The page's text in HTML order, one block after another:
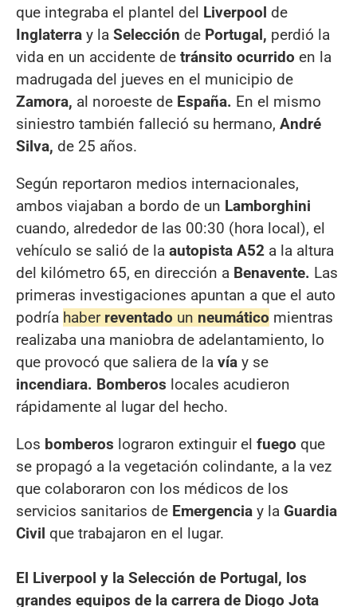
que integraba el plantel del Liverpool de
Inglaterra y la Selección de Portugal, perdió la
vida en un accidente de tránsito ocurrido en la
madrugada del jueves en el municipio de
Zamora, al noroeste de España. En el mismo
siniestro también falleció su hermano, André
Silva, de 25 años.
Según reportaron medios internacionales,
ambos viajaban a bordo de un Lamborghini
cuando, alrededor de las 00:30 (hora local), el
vehículo se salió de la autopista A52 a la altura
del kilómetro 65, en dirección a Benavente. Las
primeras investigaciones apuntan a que el auto
podría haber reventado un neumático mientras
realizaba una maniobra de adelantamiento, lo
que provocó que saliera de la vía y se
incendiara. Bomberos locales acudieron
rápidamente al lugar del hecho.
Los bomberos lograron extinguir el fuego que
se propagó a la vegetación colindante, a la vez
que colaboraron con los médicos de los
servicios sanitarios de Emergencia y la Guardia
Civil que trabajaron en el lugar.
El Liverpool y la Selección de Portugal, los
grandes equipos de la carrera de Diogo Jota